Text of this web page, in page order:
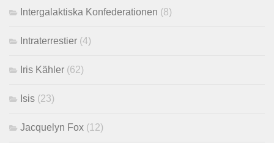
Intergalaktiska Konfederationen (8)
Intraterrestier (4)
Iris Kähler (62)
Isis (23)
Jacquelyn Fox (12)